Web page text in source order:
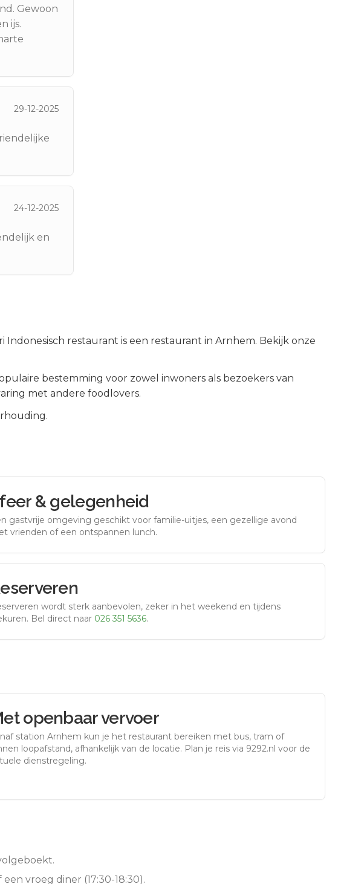
Gewoon
ijs.
29-12-2025
24-12-2025
en
Indonesisch restaurant is een restaurant in Arnhem. Bekijk onze
bestemming voor zowel inwoners als bezoekers van
met andere foodlovers.
& gelegenheid
gastvrije omgeving geschikt voor familie-uitjes, een gezellige avond
vrienden of een ontspannen lunch.
wordt sterk aanbevolen, zeker in het weekend en tijdens
Bel direct naar 026 351 5636.
openbaar vervoer
station Arnhem kun je het restaurant bereiken met bus, tram of
loopafstand, afhankelijk van de locatie. Plan je reis via 9292.nl voor de
dienstregeling.
vroeg diner (17:30-18:30).